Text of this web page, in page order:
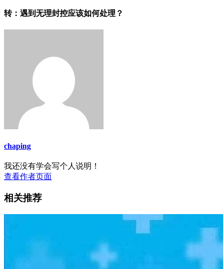
转：遇到无理封控应该如何处理？
chaping
我还没有学会写个人说明！
查看作者页面
相关推荐